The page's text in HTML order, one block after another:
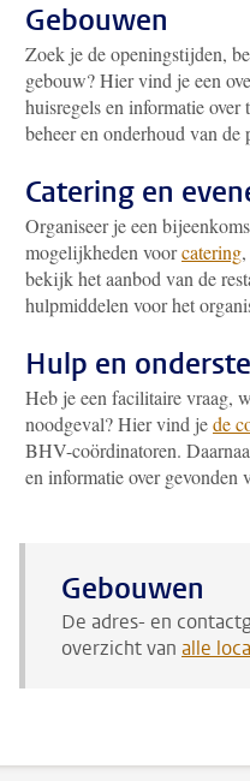
Gebouwen
Zoek je de openingstijden,
gebouw? Hier vind je een
huisregels en informatie over
beheer en onderhoud van de
Catering en
Organiseer je een
mogelijkheden voorcatering
bekijk het aanbod van de
hulpmiddelen voor het
Hulp en
Heb je een facilitaire vraag,
noodgeval? Hier vind jede
BHV-coördinatoren.
en informatie over gevonden
Gebouwen
De adres- en
overzicht van alle